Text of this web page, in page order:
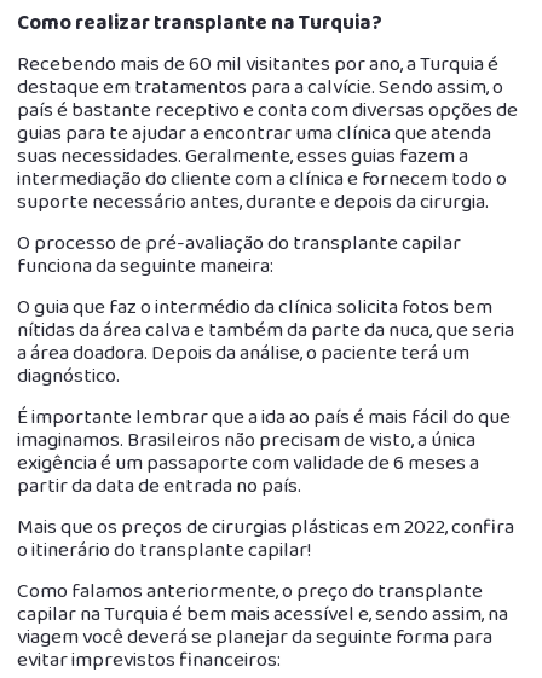
Como realizar transplante na Turquia?
Recebendo mais de 60 mil visitantes por ano, a Turquia é
destaque em tratamentos para a calvície. Sendo assim, o
país é bastante receptivo e conta com diversas opções de
guias para te ajudar a encontrar uma clínica que atenda
suas necessidades. Geralmente, esses guias fazem a
intermediação do cliente com a clínica e fornecem todo o
suporte necessário antes, durante e depois da cirurgia.
O processo de pré-avaliação do transplante capilar
funciona da seguinte maneira:
O guia que faz o intermédio da clínica solicita fotos bem
nítidas da área calva e também da parte da nuca, que seria
a área doadora. Depois da análise, o paciente terá um
diagnóstico.
É importante lembrar que a ida ao país é mais fácil do que
imaginamos. Brasileiros não precisam de visto, a única
exigência é um passaporte com validade de 6 meses a
partir da data de entrada no país.
Mais que os preços de cirurgias plásticas em 2022, confira
o itinerário do transplante capilar!
Como falamos anteriormente, o preço do transplante
capilar na Turquia é bem mais acessível e, sendo assim, na
viagem você deverá se planejar da seguinte forma para
evitar imprevistos financeiros: